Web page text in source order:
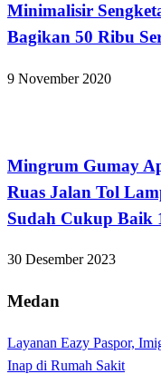
Minimalisir
Bagikan 50 Ribu
9 November 2020
Mingrum Gumay
Ruas Jalan Tol
Sudah Cukup Baik
30 Desember 2023
Medan
Layanan Eazy Paspor,
Inap di Rumah Sakit